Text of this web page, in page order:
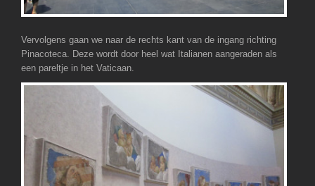
Vervolgens gaan we naar de rechts kant van de ingang richting
Pinacoteca. Deze wordt door heel wat Italianen aangeraden als
een pareltje in het Vaticaan.